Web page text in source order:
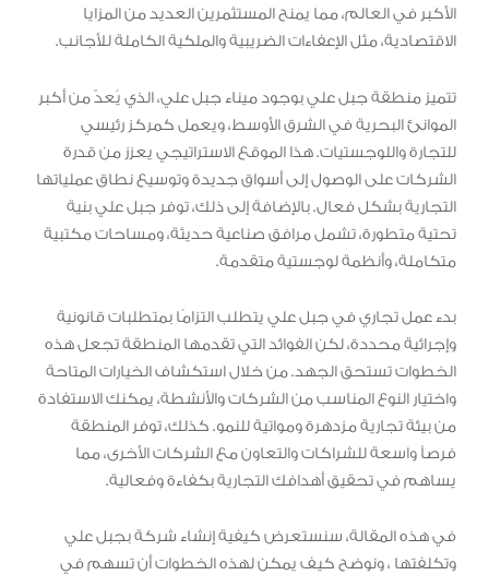
الأكبر في العالم، مما يمنح المستثمرين العديد من المزايا
الاقتصادية، مثل الإعفاءات الضريبية والملكية الكاملة للأجانب.
تتميز منطقة جبل علي بوجود ميناء جبل علي، الذي يُعدّ من أكبر
الموانئ البحرية في الشرق الأوسط، ويعمل كمركز رئيسي
للتجارة واللوجستيات. هذا الموقع الاستراتيجي يعزز من قدرة
الشركات على الوصول إلى أسواق جديدة وتوسيع نطاق عملياتها
التجارية بشكل فعال. بالإضافة إلى ذلك، توفر جبل علي بنية
تحتية متطورة، تشمل مرافق صناعية حديثة، ومساحات مكتبية
متكاملة، وأنظمة لوجستية متقدمة.
بدء عمل تجاري في جبل علي يتطلب التزامًا بمتطلبات قانونية
وإجرائية محددة، لكن الفوائد التي تقدمها المنطقة تجعل هذه
الخطوات تستحق الجهد. من خلال استكشاف الخيارات المتاحة
واختيار النوع المناسب من الشركات والأنشطة، يمكنك الاستفادة
من بيئة تجارية مزدهرة ومواتية للنمو. كذلك، توفر المنطقة
فرصاً واسعة للشراكات والتعاون مع الشركات الأخرى، مما
يساهم في تحقيق أهدافك التجارية بكفاءة وفعالية.
في هذه المقالة، سنستعرض كيفية إنشاء شركة بجبل علي
وتكلفتها ، ونوضح كيف يمكن لهذه الخطوات أن تسهم في